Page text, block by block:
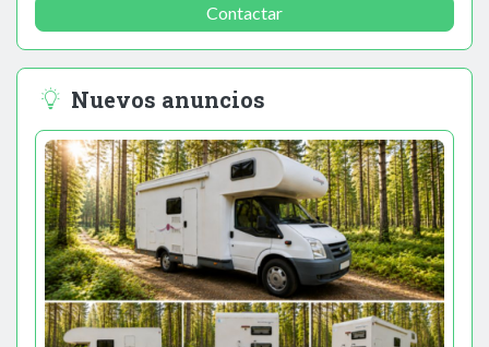
Contactar
Nuevos anuncios